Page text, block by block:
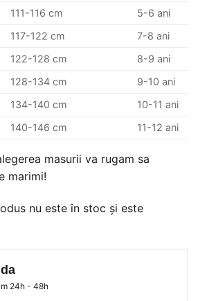
111-116 cm
5-6 ani
117-122 cm
7-8 ani
122-128 cm
8-9 ani
128-134 cm
9-10 ani
134-140 cm
10-11 ani
140-146 cm 11-12 ani
masurii va rugam sa
marimi!
nu este în stoc și este
24h - 48h